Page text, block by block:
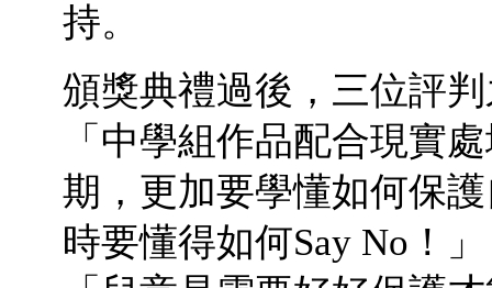
持。
頒獎典禮過後，三位評
「中學組作品配合現實
期，更加要學懂如何保
時要懂得如何Say No！